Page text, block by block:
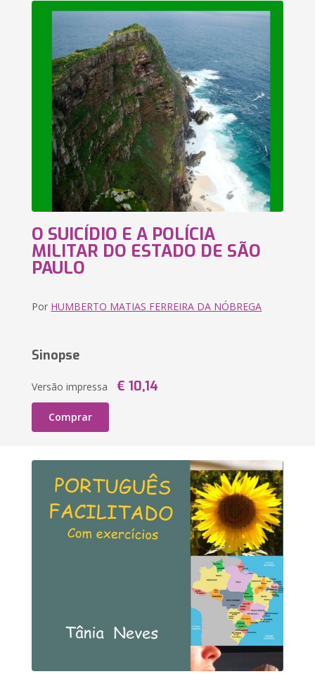
O SUICÍDIO E A POLÍCIA
MILITAR DO ESTADO DE SÃO
PAULO
Por HUMBERTO MATIAS FERREIRA DA NÓBREGA
Sinopse
Versão impressa € 10,14
Comprar